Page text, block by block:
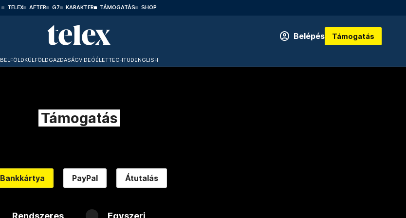
TELEX AFTER G7 KARAKTER TÁMOGATÁS SHOP
Belépés Támogatás
BELFÖLDKÜLFÖLDGAZDASÁGVIDEÓÉLETTECHTUDENGLISH
Támogatás
Bankkártya PayPal Átutalás
Rendszeres Egyszeri